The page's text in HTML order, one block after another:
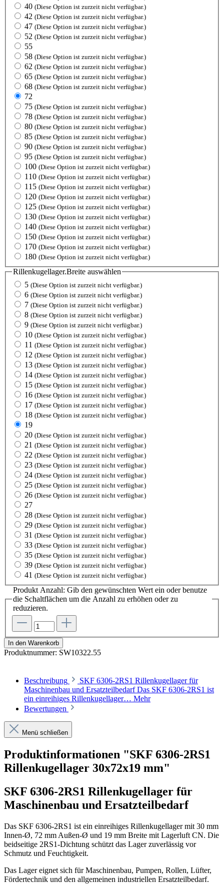
40 (Diese Option ist zurzeit nicht verfügbar.)
42 (Diese Option ist zurzeit nicht verfügbar.)
47 (Diese Option ist zurzeit nicht verfügbar.)
52 (Diese Option ist zurzeit nicht verfügbar.)
55
58 (Diese Option ist zurzeit nicht verfügbar.)
62 (Diese Option ist zurzeit nicht verfügbar.)
65 (Diese Option ist zurzeit nicht verfügbar.)
68 (Diese Option ist zurzeit nicht verfügbar.)
72
75 (Diese Option ist zurzeit nicht verfügbar.)
78 (Diese Option ist zurzeit nicht verfügbar.)
80 (Diese Option ist zurzeit nicht verfügbar.)
85 (Diese Option ist zurzeit nicht verfügbar.)
90 (Diese Option ist zurzeit nicht verfügbar.)
95 (Diese Option ist zurzeit nicht verfügbar.)
100 (Diese Option ist zurzeit nicht verfügbar.)
110 (Diese Option ist zurzeit nicht verfügbar.)
115 (Diese Option ist zurzeit nicht verfügbar.)
120 (Diese Option ist zurzeit nicht verfügbar.)
125 (Diese Option ist zurzeit nicht verfügbar.)
130 (Diese Option ist zurzeit nicht verfügbar.)
140 (Diese Option ist zurzeit nicht verfügbar.)
150 (Diese Option ist zurzeit nicht verfügbar.)
170 (Diese Option ist zurzeit nicht verfügbar.)
180 (Diese Option ist zurzeit nicht verfügbar.)
Rillenkugellager.Breite auswählen
5 (Diese Option ist zurzeit nicht verfügbar.)
6 (Diese Option ist zurzeit nicht verfügbar.)
7 (Diese Option ist zurzeit nicht verfügbar.)
8 (Diese Option ist zurzeit nicht verfügbar.)
9 (Diese Option ist zurzeit nicht verfügbar.)
10 (Diese Option ist zurzeit nicht verfügbar.)
11 (Diese Option ist zurzeit nicht verfügbar.)
12 (Diese Option ist zurzeit nicht verfügbar.)
13 (Diese Option ist zurzeit nicht verfügbar.)
14 (Diese Option ist zurzeit nicht verfügbar.)
15 (Diese Option ist zurzeit nicht verfügbar.)
16 (Diese Option ist zurzeit nicht verfügbar.)
17 (Diese Option ist zurzeit nicht verfügbar.)
18 (Diese Option ist zurzeit nicht verfügbar.)
19
20 (Diese Option ist zurzeit nicht verfügbar.)
21 (Diese Option ist zurzeit nicht verfügbar.)
22 (Diese Option ist zurzeit nicht verfügbar.)
23 (Diese Option ist zurzeit nicht verfügbar.)
24 (Diese Option ist zurzeit nicht verfügbar.)
25 (Diese Option ist zurzeit nicht verfügbar.)
26 (Diese Option ist zurzeit nicht verfügbar.)
27
28 (Diese Option ist zurzeit nicht verfügbar.)
29 (Diese Option ist zurzeit nicht verfügbar.)
31 (Diese Option ist zurzeit nicht verfügbar.)
33 (Diese Option ist zurzeit nicht verfügbar.)
35 (Diese Option ist zurzeit nicht verfügbar.)
39 (Diese Option ist zurzeit nicht verfügbar.)
41 (Diese Option ist zurzeit nicht verfügbar.)
Produkt Anzahl: Gib den gewünschten Wert ein oder benutze
die Schaltflächen um die Anzahl zu erhöhen oder zu
reduzieren.
In den Warenkorb
Produktnummer: SW10322.55
Beschreibung
SKF 6306-2RS1 Rillenkugellager für
Maschinenbau und Ersatzteilbedarf Das SKF 6306-2RS1 ist
ein einreihiges Rillenkugellager… Mehr
Bewertungen
Menü schließen
Produktinformationen "SKF 6306-2RS1
Rillenkugellager 30x72x19 mm"
SKF 6306-2RS1 Rillenkugellager für
Maschinenbau und Ersatzteilbedarf
Das SKF 6306-2RS1 ist ein einreihiges Rillenkugellager mit 30 mm
Innen-Ø, 72 mm Außen-Ø und 19 mm Breite mit Lagerluft CN. Die
beidseitige 2RS1-Dichtung schützt das Lager zuverlässig vor
Schmutz und Feuchtigkeit.
Das Lager eignet sich für Maschinenbau, Pumpen, Rollen, Lüfter,
Fördertechnik und den allgemeinen industriellen Ersatzteilbedarf.